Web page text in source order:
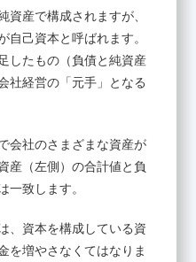
資産で構成されますが、
自己資本と呼ばれます。
したもの（負債と純資産
社経営の「元手」となる
会社のさまざまな資産が
産（左側）の合計値と負
一致します。
、資本を構成している資
を増やさなくてはなりま